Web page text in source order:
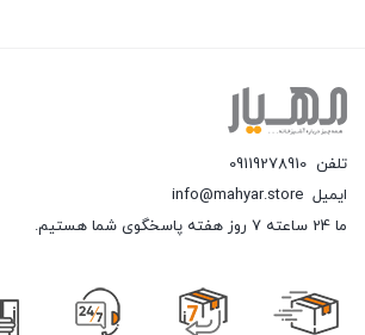
تلفن 09119278910
ایمیل info@mahyar.store
ما 24 ساعته 7 روز هفته پاسخگوی شما هستیم.